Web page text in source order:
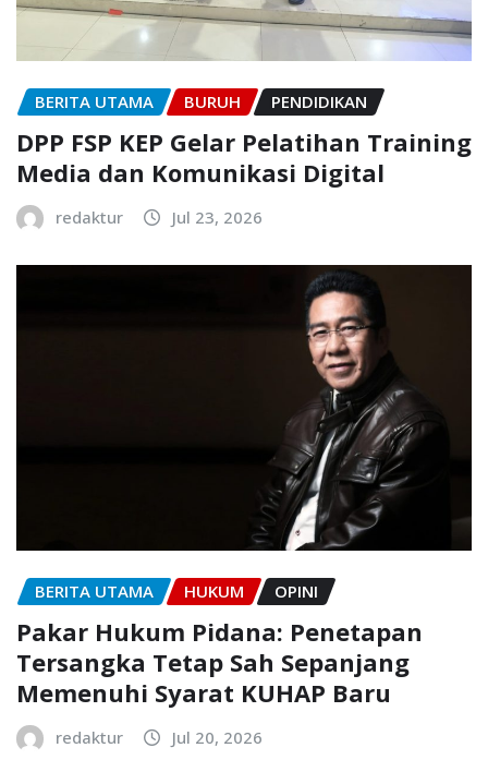
BERITA UTAMA BURUH PENDIDIKAN
DPP FSP KEP Gelar Pelatihan Training
Media dan Komunikasi Digital
redaktur Jul 23, 2026
BERITA UTAMA HUKUM OPINI
Pakar Hukum Pidana: Penetapan
Tersangka Tetap Sah Sepanjang
Memenuhi Syarat KUHAP Baru
redaktur Jul 20, 2026